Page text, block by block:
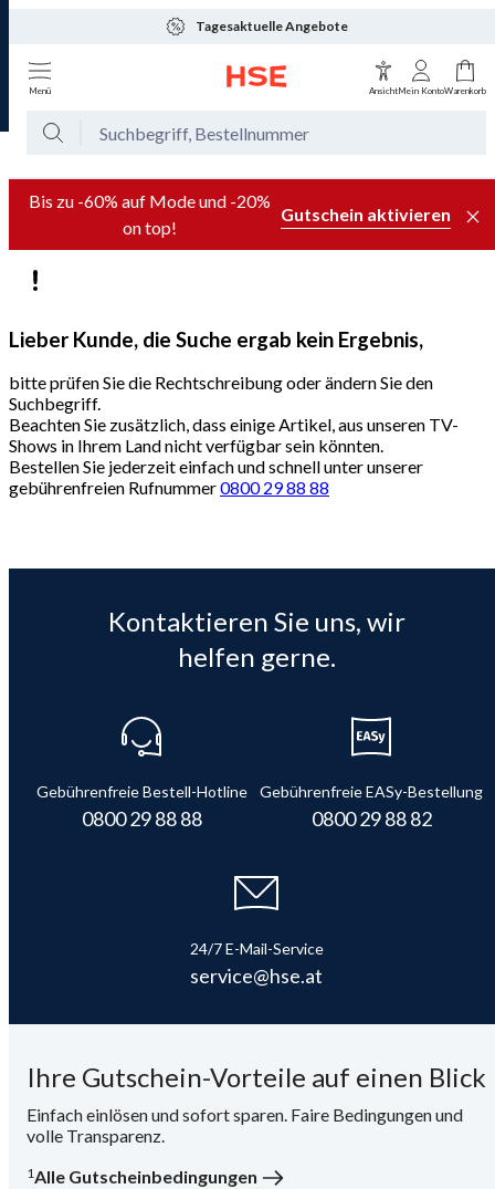
Tagesaktuelle Angebote
Menü AnsichtMein KontoWarenkorb
Bis zu -60% auf Mode und -20%
on top!
Gutschein aktivieren
Lieber Kunde, die Suche ergab kein Ergebnis,
bitte prüfen Sie die Rechtschreibung oder ändern Sie den
Suchbegriff.
Beachten Sie zusätzlich, dass einige Artikel, aus unseren TV-
Shows in Ihrem Land nicht verfügbar sein könnten.
Bestellen Sie jederzeit einfach und schnell unter unserer
gebührenfreien Rufnummer0800 29 88 88
Kontaktieren Sie uns, wir
helfen gerne.
Gebührenfreie Bestell-Hotline
0800 29 88 88
Gebührenfreie EASy-Bestellung
0800 29 88 82
24/7 E-Mail-Service
service@hse.at
Ihre Gutschein-Vorteile auf einen Blick
Einfach einlösen und sofort sparen. Faire Bedingungen und
volle Transparenz.
1Alle Gutscheinbedingungen